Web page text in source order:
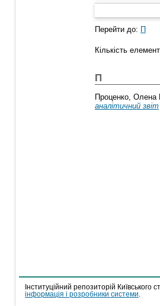
Перейти до: П
Кількість
П
Проценко, Олена
аналітичний звіт
Інституційний репозиторій Київського
інформація і розробники системи